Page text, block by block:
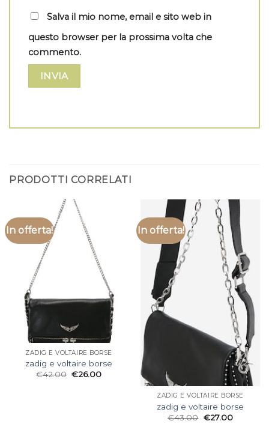
Salva il mio nome, email e sito web in
questo browser per la prossima volta che
commento.
PRODOTTI CORRELATI
In offerta!
ZADIG E VOLTAIRE BORSE
zadig e voltaire borse
€42.00 €26.00
In offerta!
ZADIG E VOLTAIRE BORSE
zadig e voltaire borse
€43.00 €27.00